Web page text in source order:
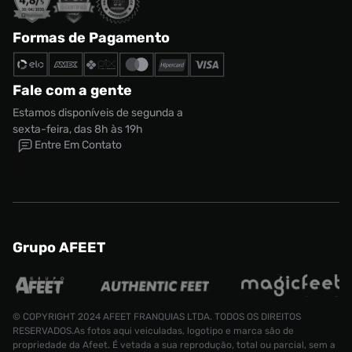
Formas de Pagamento
Fale com a gente
Estamos disponíveis de segunda a
sexta-feira, das 8h às 19h
Entre Em Contato
Grupo AFEET
© COPYRIGHT 2024 AFEET FRANQUIAS LTDA. TODOS OS DIREITOS
RESERVADOS.As fotos aqui veiculadas, logotipo e marca são de
propriedade da Afeet. É vetada a sua reprodução, total ou parcial, sem a